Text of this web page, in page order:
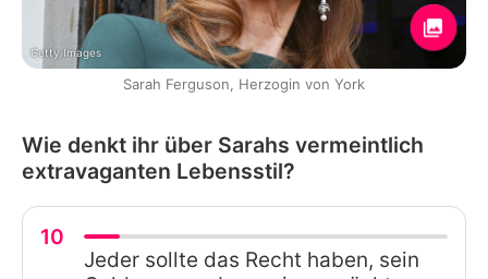
Getty Images
Sarah Ferguson, Herzogin von York
Wie denkt ihr über Sarahs vermeintlich
extravaganten Lebensstil?
10
Jeder sollte das Recht haben, sein